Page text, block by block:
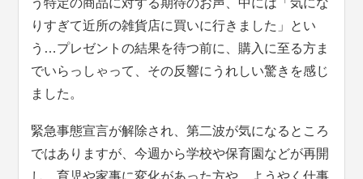
う特定の商品に対する期待のお声、中には「気にな
りすぎて近所の雑貨店に買いに行きました」とい
う…プレゼントの結果を待つ前に、購入に至る方ま
でいらっしゃって、その反響にうれしい驚きを感じ
ました。
緊急事態宣言が解除され、第二波が気になるところ
ではありますが、今週から学校や保育園などが再開
し、育児や家事に変化があった方や、ようやく仕事